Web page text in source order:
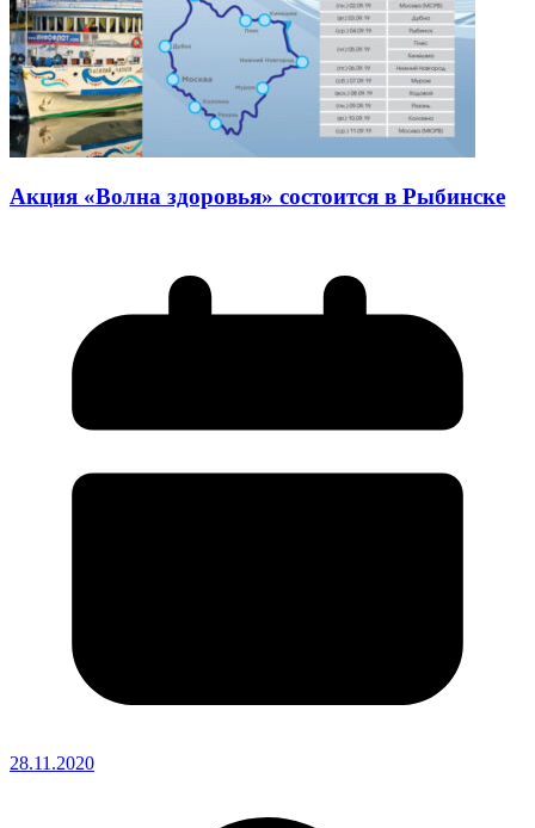
Акция «Волна здоровья» состоится в Рыбинске
28.11.2020